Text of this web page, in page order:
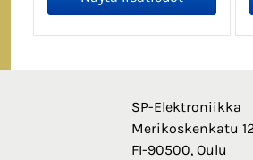
SP-Elektroniikka
Merikoskenkatu
FI-90500, Oulu